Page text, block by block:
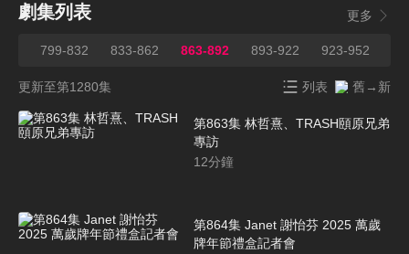
劇集列表 更多
799-832 833-862 863-892 893-922 923-952
更新至第1280集 列表 舊→新
第863集 林哲熹、TRASH頤原兄弟
專訪
12分鐘
第864集 Janet 謝怡芬 2025 萬歲
牌年節禮盒記者會